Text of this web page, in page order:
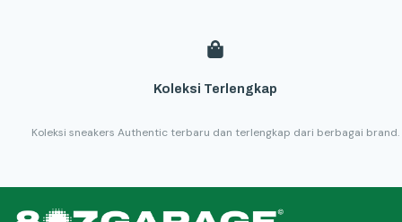
Koleksi Terlengkap
Koleksi sneakers Authentic terbaru dan terlengkap dari berbagai brand.